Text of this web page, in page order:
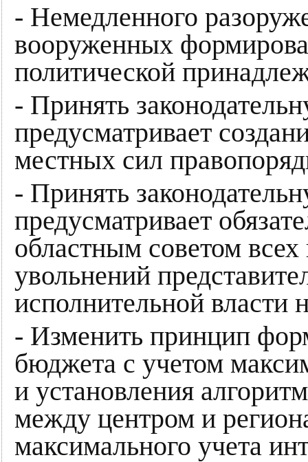
- Немедленного
вооруженных
политической
- Принять
предусматривает
местных сил
- Принять
предусматривает
областным советом
увольнений
исполнительной власти
- Изменить принцип
бюджета с учетом
и установления
между центром и
максимального учета